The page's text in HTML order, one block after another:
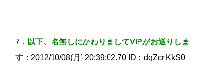
7： 以下、名無しにかわりましてVIPがお送りしま
す ：2012/10/08(月) 20:39:02.70 ID：dgZcnKkS0